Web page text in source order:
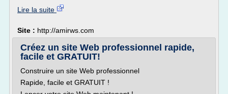
Lire la suite
Site : http://amirws.com
Créez un site Web professionnel rapide,
facile et GRATUIT!
Construire un site Web professionnel
Rapide, facile et GRATUIT !